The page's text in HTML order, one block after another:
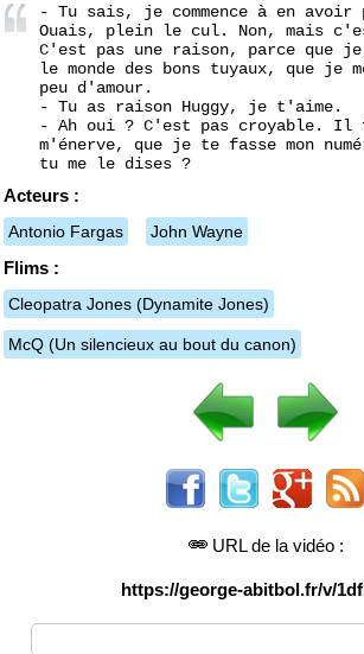
- Tu sais, je commence à en
Ouais, plein le cul. Non, mais
C'est pas une raison, parce que
le monde des bons tuyaux, que je
peu d'amour.
- Tu as raison Huggy, je t'aime.
- Ah oui ? C'est pas croyable. Il
m'énerve, que je te fasse mon
tu me le dises ?
Acteurs :
Antonio Fargas John Wayne
Flims :
Cleopatra Jones (Dynamite Jones)
McQ (Un silencieux au bout du canon)
URL de la vidéo :
https://george-abitbol.fr/v/